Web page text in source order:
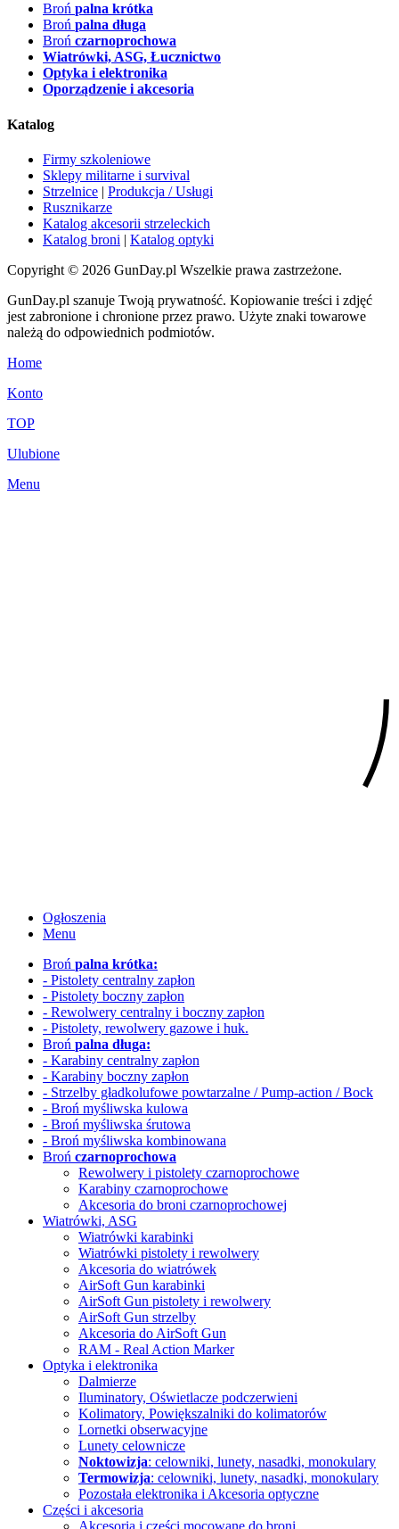
Broń palna krótka
Broń palna długa
Broń czarnoprochowa
Wiatrówki, ASG, Łucznictwo
Optyka i elektronika
Oporządzenie i akcesoria
Katalog
Firmy szkoleniowe
Sklepy militarne i survival
Strzelnice | Produkcja / Usługi
Rusznikarze
Katalog akcesorii strzeleckich
Katalog broni | Katalog optyki
Copyright © 2026 GunDay.pl Wszelkie prawa zastrzeżone.
GunDay.pl szanuje Twoją prywatność. Kopiowanie treści i zdjęć
jest zabronione i chronione przez prawo. Użyte znaki towarowe
należą do odpowiednich podmiotów.
Home
Konto
TOP
Ulubione
Menu
Ogłoszenia
Menu
Broń palna krótka:
- Pistolety centralny zapłon
- Pistolety boczny zapłon
- Rewolwery centralny i boczny zapłon
- Pistolety, rewolwery gazowe i huk.
Broń palna długa:
- Karabiny centralny zapłon
- Karabiny boczny zapłon
- Strzelby gładkolufowe powtarzalne / Pump-action / Bock
- Broń myśliwska kulowa
- Broń myśliwska śrutowa
- Broń myśliwska kombinowana
Broń czarnoprochowa
Rewolwery i pistolety czarnoprochowe
Karabiny czarnoprochowe
Akcesoria do broni czarnoprochowej
Wiatrówki, ASG
Wiatrówki karabinki
Wiatrówki pistolety i rewolwery
Akcesoria do wiatrówek
AirSoft Gun karabinki
AirSoft Gun pistolety i rewolwery
AirSoft Gun strzelby
Akcesoria do AirSoft Gun
RAM - Real Action Marker
Optyka i elektronika
Dalmierze
Iluminatory, Oświetlacze podczerwieni
Kolimatory, Powiększalniki do kolimatorów
Lornetki obserwacyjne
Lunety celownicze
Noktowizja: celowniki, lunety, nasadki, monokulary
Termowizja: celowniki, lunety, nasadki, monokulary
Pozostała elektronika i Akcesoria optyczne
Części i akcesoria
Akcesoria i części mocowane do broni